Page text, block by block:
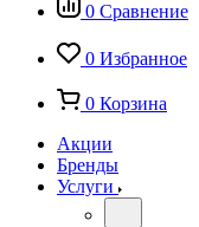
0 Сравнение
0 Избранное
0 Корзина
Акции
Бренды
Услуги